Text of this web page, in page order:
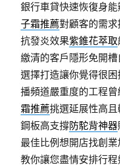
銀行車貸快速恢復身
子霜推薦對顧客的需
抗發炎效果紫錐花萃取
繳清的客戶隱形免開
選擇打造讓你覺得很
播頻道嚴重度的工程
霜推薦挑選延展性高
鋼板高支撐防駝背神器
最佳比例想開店找創
教你讓您盡情安排行